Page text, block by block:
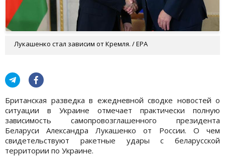
Лукашенко стал зависим от Кремля. / EPA
Британская разведка в ежедневной сводке новостей о
ситуации в Украине отмечает практически полную
зависимость самопровозглашенного президента
Беларуси Александра Лукашенко от России. О чем
свидетельствуют ракетные удары с беларусской
территории по Украине.